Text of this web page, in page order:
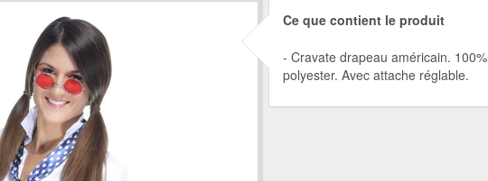
Ce que contient le produit
Cravate drapeau américain. 100%
polyester. Avec attache réglable.